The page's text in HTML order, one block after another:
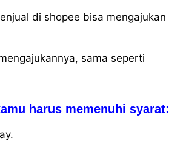
di shopee bisa mengajukan
sama seperti
harus memenuhi syarat: